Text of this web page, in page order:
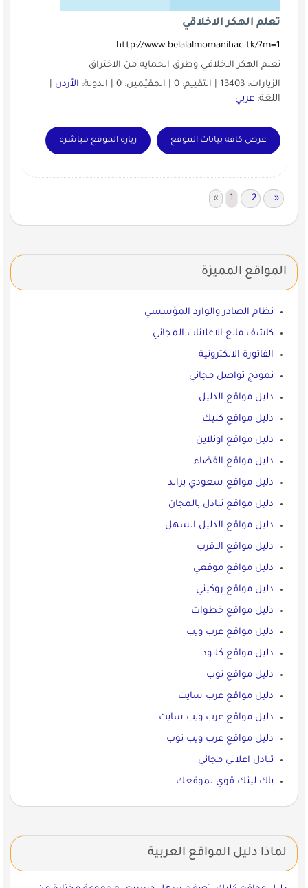
تعلم الهكر الاخلاقي
http://www.belalalmomanihac.tk/?m=1
تعلم الهكر الاخلاقي وطرق الحمايه من الاختراق
الزيارات: 13403 | التقييم: 0 | المقيّمين: 0 | الدولة:
الأردن|
اللغة: عربي
عرض كافة بيانات الموقع زيارة الموقع مباشرة
« 2 »
المواقع المميزة
نظام الصادر والوارد المؤسسي
كاشف مانع الاعلانات المجاني
الفاتورة الالكترونية
نموذج تواصل مجاني
دليل مواقع الدليل
دليل مواقع كليك
دليل مواقع اونلاين
دليل مواقع الفضاء
دليل مواقع سعودي براند
دليل مواقع تبادل بالمجان
دليل مواقع الدليل السهل
دليل مواقع الاقرب
دليل مواقع موقعي
دليل مواقع روكيني
دليل مواقع خطوات
دليل مواقع عرب ويب
دليل مواقع كلاود
دليل مواقع توب
دليل مواقع عرب سايت
دليل مواقع عرب ويب سايت
دليل مواقع عرب ويب توب
تبادل اعلاني مجاني
باك لينك قوي لموقعك
لماذا دليل المواقع العربية